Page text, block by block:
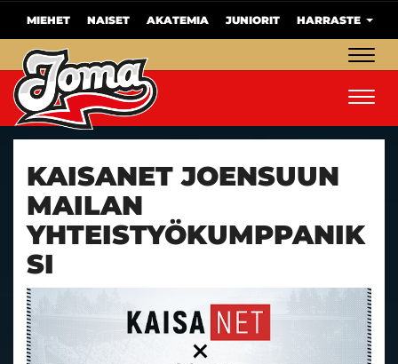
MIEHET NAISET AKATEMIA JUNIORIT HARRASTE
KAISANET JOENSUUN
MAILAN
YHTEISTYÖKUMPPANIK
SI